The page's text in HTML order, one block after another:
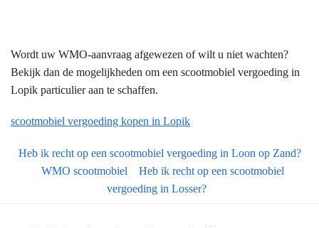
Wordt uw WMO-aanvraag afgewezen of wilt u niet wachten?
Bekijk dan de mogelijkheden om een scootmobiel vergoeding in
Lopik particulier aan te schaffen.
scootmobiel vergoeding kopen in Lopik
Heb ik recht op een scootmobiel vergoeding in Loon op Zand?
WMO scootmobiel
Heb ik recht op een scootmobiel
vergoeding in Losser?